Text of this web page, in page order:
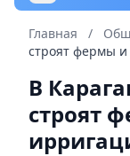
Главная /
строят фермы
В
строят